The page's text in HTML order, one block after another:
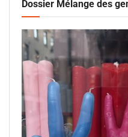
Dossier Mélange des